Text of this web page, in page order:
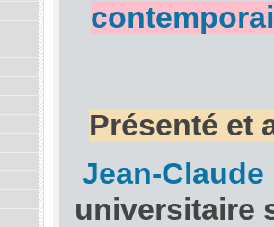
Présenté et
Jean-Claude
universitaire